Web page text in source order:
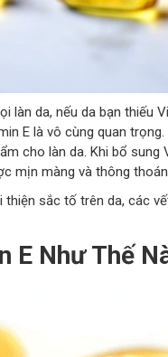
da, nếu da bạn thiếu
E là vô cùng quan
cho làn da. Khi bổ
mịn màng và thông
sắc tố trên da, các
E Như Thế